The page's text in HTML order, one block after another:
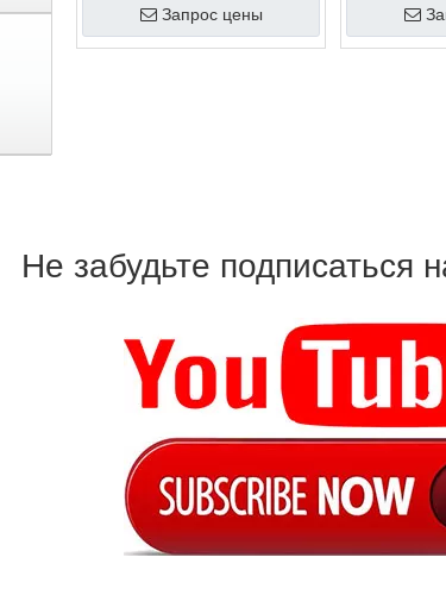
ISO
Запрос цены
сертификатом
Не забудьте подписаться